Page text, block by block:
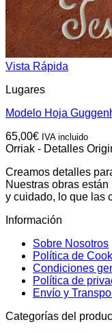
Vista Rápida
Lugares
Modelo Hoja
65,00€ IVA incluido
Orriak - Detalles
Creamos detalles
Nuestras obras
y cuidado, lo que las
Información
Sobre Nosotros
Política de
Condiciones
Política de
Envío y
Categorías del